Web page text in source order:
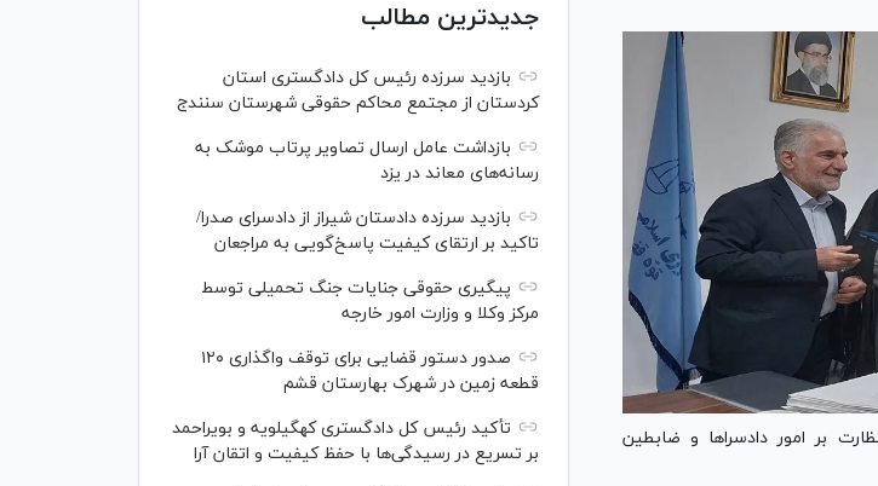
بر امور دادسرا‌ها و ضابطین
جدیدترین مطالب
بازدید سرزده رئیس کل دادگستری استان
کردستان از مجتمع محاکم حقوقی شهرستان سنندج
بازداشت عامل ارسال تصاویر پرتاب موشک به
رسانه‌های معاند در یزد
بازدید سرزده دادستان شیراز از دادسرای صدرا/
تاکید بر ارتقای کیفیت پاسخ‌گویی به مراجعان
پیگیری حقوقی جنایات جنگ تحمیلی توسط
مرکز وکلا و وزارت امور خارجه
صدور دستور قضایی برای توقف واگذاری ۱۲۰
قطعه زمین در شهرک بهارستان قشم
تأکید رئیس کل دادگستری کهگیلویه و بویراحمد
بر تسریع در رسیدگی‌ها با حفظ کیفیت و اتقان آرا